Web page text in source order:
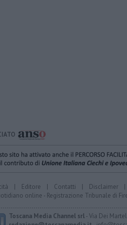
| Editore | Contatti | Disclaimer |
online - Registrazione Tribunale di
Toscana Media Channel srl- Via Dei